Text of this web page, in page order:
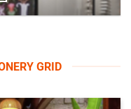
GRID